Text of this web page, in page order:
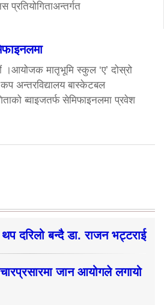
प्रतियोगिताअन्तर्गत
।आयोजक मातृभूमि स्कुल ‘ए’ दोस्रो
अन्तरविद्यालय बास्केटबल
ब्वाइजतर्फ सेमिफाइनलमा प्रवेश
दरिलो बन्दै डा. राजन भट्टराई
जान आयोगले लगायो